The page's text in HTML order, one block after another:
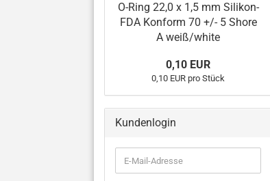
O-Ring 22,0 x 1,5 mm Silikon-
FDA Konform 70 +/- 5 Shore
A weiß/white
0,10 EUR
0,10 EUR pro Stück
Kundenlogin
E-
Mail-